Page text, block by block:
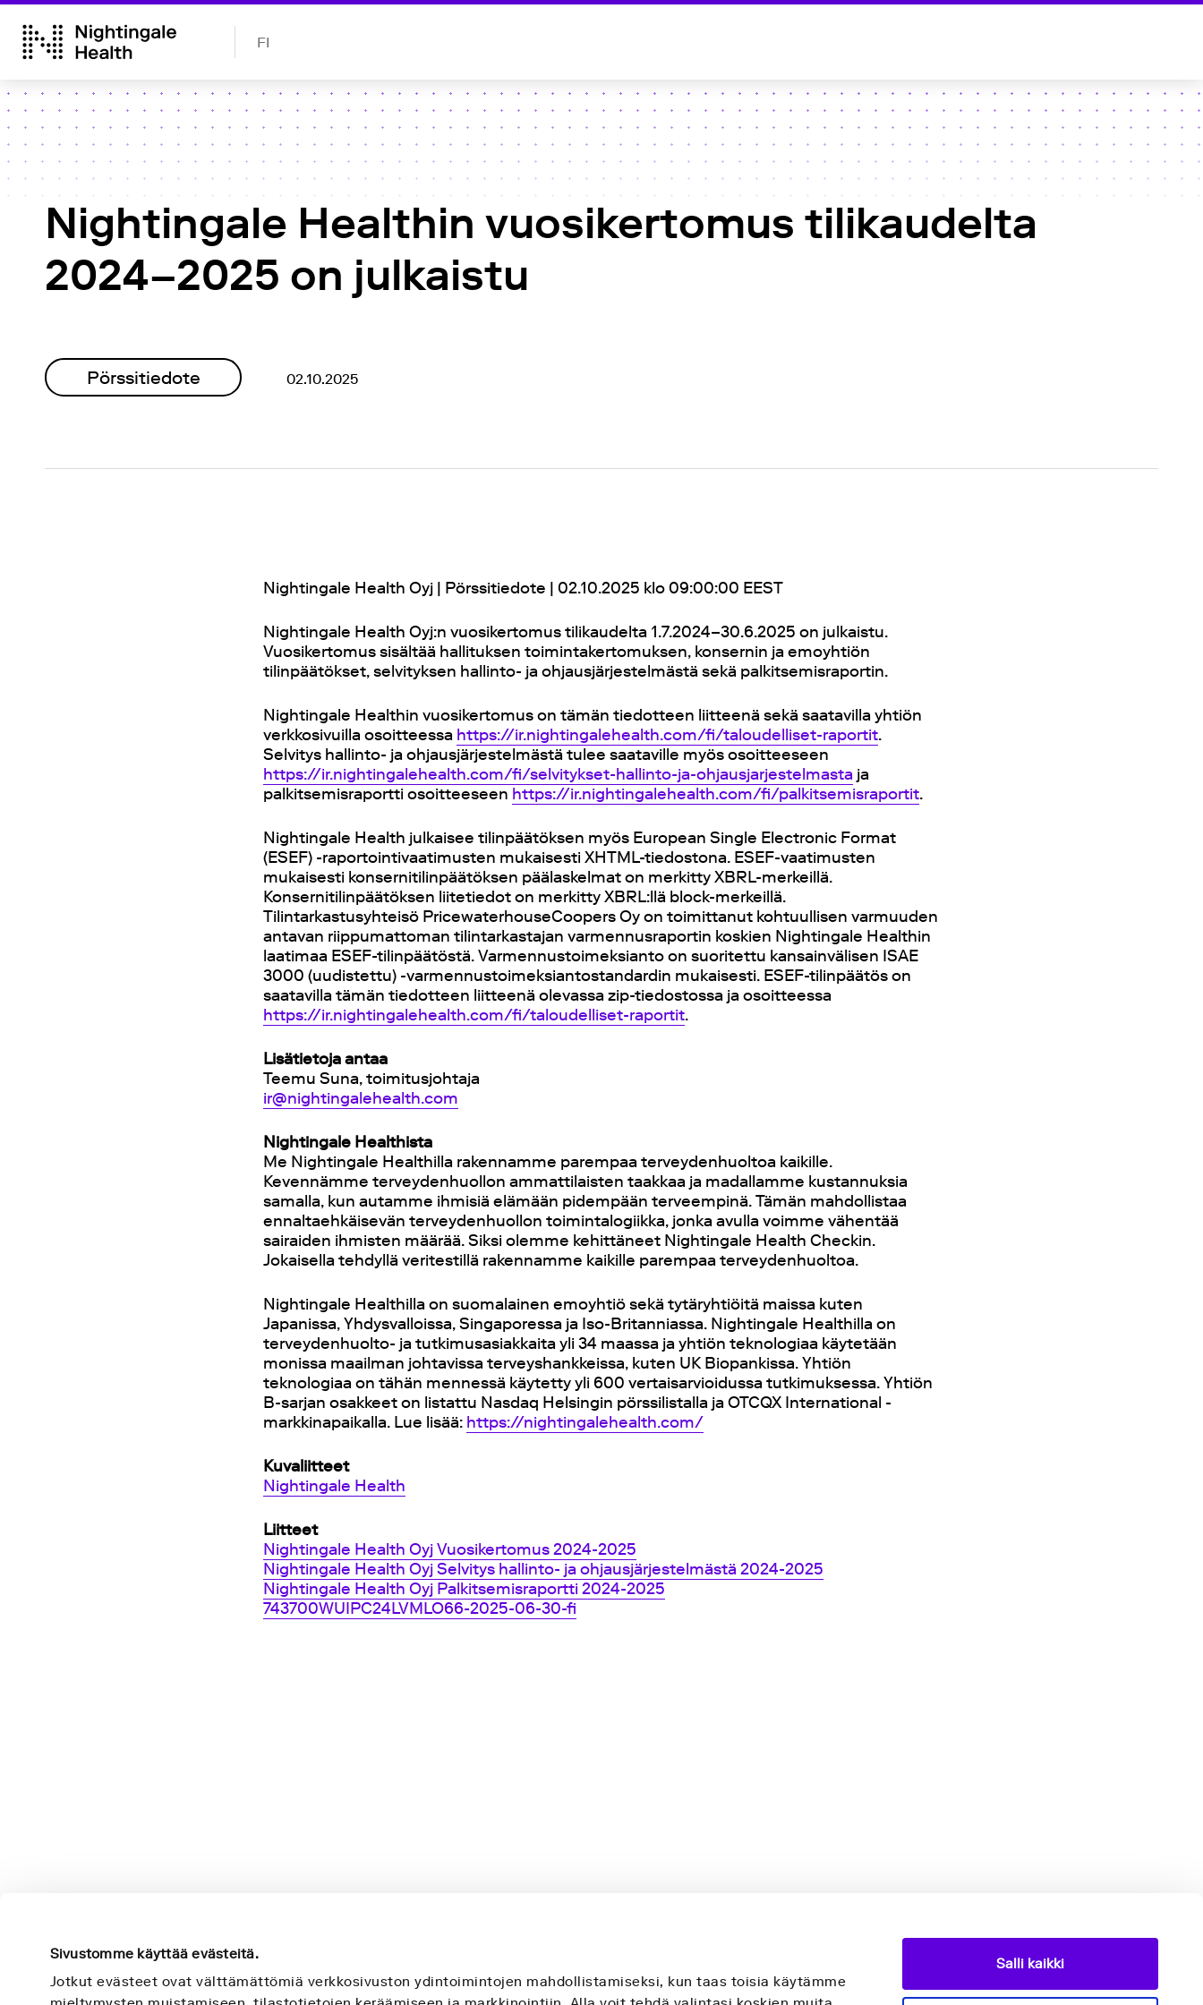
Sivustomme käyttää evästeitä.
Jotkut evästeet ovat välttämättömiä verkkosivuston ydintoimintojen mahdollistamiseksi, kun taas toisia käytämme
Salli kaikki
FI
Nightingale Healthin vuosikertomus tilikaudelta
2024–2025 on julkaistu
Pörssitiedote 02.10.2025
Nightingale Health Oyj | Pörssitiedote | 02.10.2025 klo 09:00:00 EEST
Nightingale Health Oyj:n vuosikertomus tilikaudelta 1.7.2024–30.6.2025 on julkaistu.
Vuosikertomus sisältää hallituksen toimintakertomuksen, konsernin ja emoyhtiön
tilinpäätökset, selvityksen hallinto- ja ohjausjärjestelmästä sekä palkitsemisraportin.
Nightingale Healthin vuosikertomus on tämän tiedotteen liitteenä sekä saatavilla yhtiön
verkkosivuilla osoitteessa https://ir.nightingalehealth.com/fi/taloudelliset-raportit.
Selvitys hallinto- ja ohjausjärjestelmästä tulee saataville myös osoitteeseen
https://ir.nightingalehealth.com/fi/selvitykset-hallinto-ja-ohjausjarjestelmasta ja
palkitsemisraportti osoitteeseen https://ir.nightingalehealth.com/fi/palkitsemisraportit.
Nightingale Health julkaisee tilinpäätöksen myös European Single Electronic Format
(ESEF) -raportointivaatimusten mukaisesti XHTML-tiedostona. ESEF-vaatimusten
mukaisesti konsernitilinpäätöksen päälaskelmat on merkitty XBRL-merkeillä.
Konsernitilinpäätöksen liitetiedot on merkitty XBRL:llä block-merkeillä.
Tilintarkastusyhteisö PricewaterhouseCoopers Oy on toimittanut kohtuullisen varmuuden
antavan riippumattoman tilintarkastajan varmennusraportin koskien Nightingale Healthin
laatimaa ESEF-tilinpäätöstä. Varmennustoimeksianto on suoritettu kansainvälisen ISAE
3000 (uudistettu) -varmennustoimeksiantostandardin mukaisesti. ESEF-tilinpäätös on
saatavilla tämän tiedotteen liitteenä olevassa zip-tiedostossa ja osoitteessa
https://ir.nightingalehealth.com/fi/taloudelliset-raportit.
Lisätietoja antaa
Teemu Suna, toimitusjohtaja
ir@nightingalehealth.com
Nightingale Healthista
Me Nightingale Healthilla rakennamme parempaa terveydenhuoltoa kaikille.
Kevennämme terveydenhuollon ammattilaisten taakkaa ja madallamme kustannuksia
samalla, kun autamme ihmisiä elämään pidempään terveempinä. Tämän mahdollistaa
ennaltaehkäisevän terveydenhuollon toimintalogiikka, jonka avulla voimme vähentää
sairaiden ihmisten määrää. Siksi olemme kehittäneet Nightingale Health Checkin.
Jokaisella tehdyllä veritestillä rakennamme kaikille parempaa terveydenhuoltoa.
Nightingale Healthilla on suomalainen emoyhtiö sekä tytäryhtiöitä maissa kuten
Japanissa, Yhdysvalloissa, Singaporessa ja Iso-Britanniassa. Nightingale Healthilla on
terveydenhuolto- ja tutkimusasiakkaita yli 34 maassa ja yhtiön teknologiaa käytetään
monissa maailman johtavissa terveyshankkeissa, kuten UK Biopankissa. Yhtiön
teknologiaa on tähän mennessä käytetty yli 600 vertaisarvioidussa tutkimuksessa. Yhtiön
B-sarjan osakkeet on listattu Nasdaq Helsingin pörssilistalla ja OTCQX International -
markkinapaikalla. Lue lisää: https://nightingalehealth.com/
Kuvaliitteet
Nightingale Health
Liitteet
Nightingale Health Oyj Vuosikertomus 2024-2025
Nightingale Health Oyj Selvitys hallinto- ja ohjausjärjestelmästä 2024-2025
Nightingale Health Oyj Palkitsemisraportti 2024-2025
743700WUIPC24LVMLO66-2025-06-30-fi